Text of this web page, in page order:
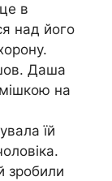
в
над його
Даша
на
їй
зробили